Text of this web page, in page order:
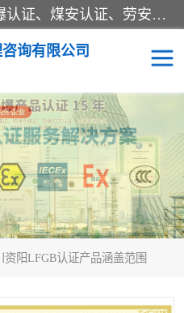
本公司专业从事全国：防爆认证、煤安认证、劳安认证、体系认证、产品认证、ATEX认证、IECEX认证、消防产品认证、生产认可证、验厂指导、认证技术支持、企业管理策划等一站式咨询服务。 用我们的智慧、经验、真诚与勤恳，分享成长的喜悦！ 全国24小时咨询热线：* 认证咨询：张老师（全国*）
询有限公司
资阳LFGB认证产品涵盖范围
防爆CCC认证
矿安认证